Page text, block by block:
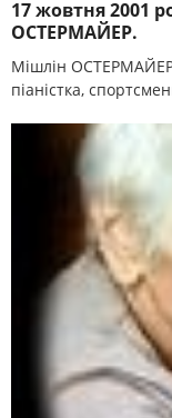
17 жовтня 2001
ОСТЕРМАЙЕР.
Мішлін
піаністка,